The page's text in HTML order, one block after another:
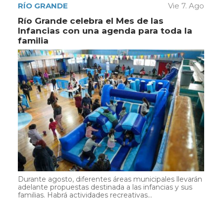
RÍO GRANDE Vie 7. Ago
Río Grande celebra el Mes de las
Infancias con una agenda para toda la
familia
Durante agosto, diferentes áreas municipales llevarán
adelante propuestas destinada a las infancias y sus
familias. Habrá actividades recreativas...